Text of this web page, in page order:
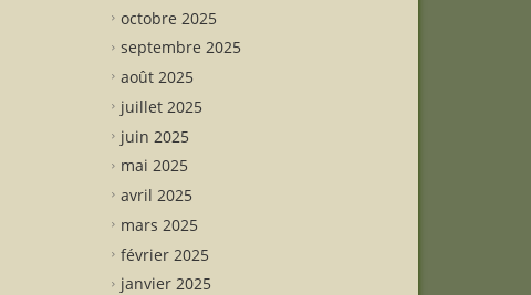
octobre 2025
septembre 2025
août 2025
juillet 2025
juin 2025
mai 2025
avril 2025
mars 2025
février 2025
janvier 2025